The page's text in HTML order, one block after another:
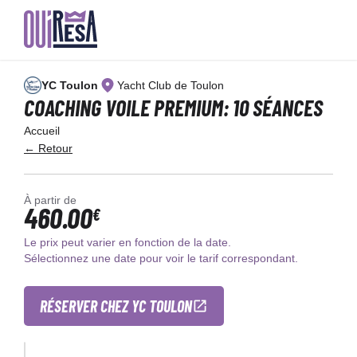
contenu
principal
YC Toulon Yacht Club de Toulon
COACHING VOILE PREMIUM: 10 SÉANCES
Accueil
← Retour
À partir de
460.00€
Le prix peut varier en fonction de la date.
Sélectionnez une date pour voir le tarif correspondant.
RÉSERVER CHEZ YC TOULON